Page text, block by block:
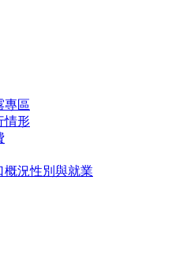
專區
情形
概況性別與就業